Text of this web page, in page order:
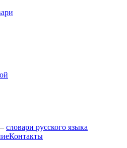
словари русского языка
Контакты